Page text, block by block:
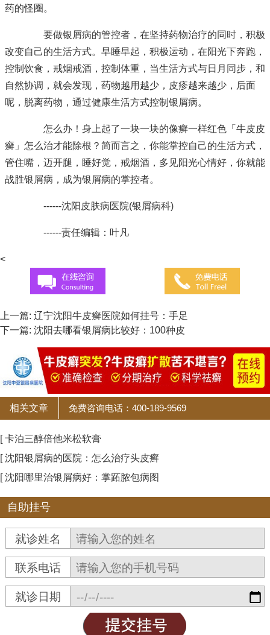
药的怪圈。
要做银屑病的管控者，在坚持药物治疗的同时，积极
改变自己的生活方式。早睡早起，积极运动，在阳光下奔跑，
控制饮食，戒烟戒酒，控制体重，当生活方式与日月同步，和
自然协调，就会发现，药物越用越少，皮疹越来越少，后面
呢，脱离药物，通过健康生活方式控制银屑病。
怎么办！身上起了一块一块的像癣一样红色「牛皮皮
癣」怎么治才能除根？简而言之，你能掌控自己的生活方式，
管住嘴，迈开腿，睡好觉，戒烟酒，多见阳光心情好，你就能
战胜银屑病，成为银屑病的掌控者。
------沈阳皮肤病医院(银屑病科)
------责任编辑：叶凡
<
上一篇: 辽宁沈阳牛皮癣医院如何挂号：手足
下一篇: 沈阳去哪看银屑病比较好：100种皮
相关文章 免费咨询电话：400-189-9569
[ 卡泊三醇倍他米松软膏
[ 沈阳银屑病的医院：怎么治疗头皮癣
[ 沈阳哪里治银屑病好：掌跖脓包病图
自助挂号
就诊姓名
联系电话
就诊日期